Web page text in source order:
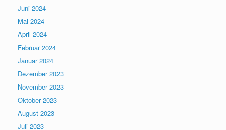
Juni 2024
Mai 2024
April 2024
Februar 2024
Januar 2024
Dezember 2023
November 2023
Oktober 2023
August 2023
Juli 2023